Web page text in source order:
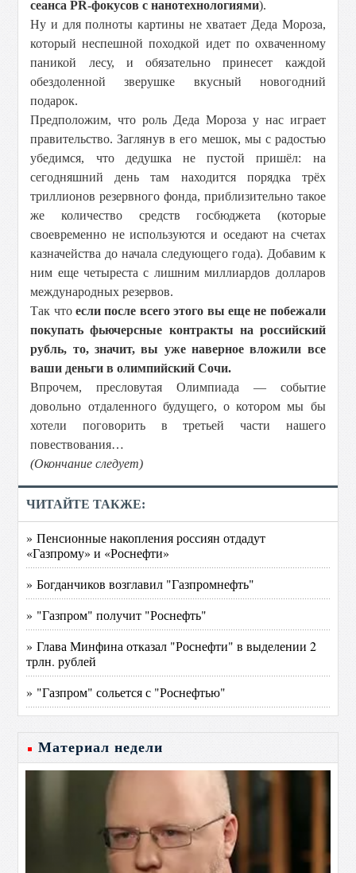
сеанса PR-фокусов с нанотехнологиями).
Ну и для полноты картины не хватает Деда Мороза,
который неспешной походкой идет по охваченному
паникой лесу, и обязательно принесет каждой
обездоленной зверушке вкусный новогодний
подарок.
Предположим, что роль Деда Мороза у нас играет
правительство. Заглянув в его мешок, мы с радостью
убедимся, что дедушка не пустой пришёл: на
сегодняшний день там находится порядка трёх
триллионов резервного фонда, приблизительно такое
же количество средств госбюджета (которые
своевременно не используются и оседают на счетах
казначейства до начала следующего года). Добавим к
ним еще четыреста с лишним миллиардов долларов
международных резервов.
Так чтоесли после всего этого вы еще не побежали
покупать фьючерсные контракты на российский
рубль, то, значит, вы уже наверное вложили все
ваши деньги в олимпийский Сочи.
Впрочем, пресловутая Олимпиада — событие
довольно отдаленного будущего, о котором мы бы
хотели поговорить в третьей части нашего
повествования…
(Окончание следует)
ЧИТАЙТЕ ТАКЖЕ:
» Пенсионные накопления россиян отдадут
«Газпрому» и «Роснефти»
» Богданчиков возглавил "Газпромнефть"
» "Газпром" получит "Роснефть"
» Глава Минфина отказал "Роснефти" в выделении 2
трлн. рублей
» "Газпром" сольется с "Роснефтью"
Материал недели